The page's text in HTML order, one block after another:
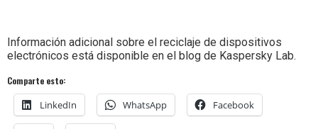
Información adicional sobre el reciclaje de dispositivos
electrónicos está disponible en el blog de Kaspersky Lab.
Comparte esto:
LinkedIn WhatsApp Facebook